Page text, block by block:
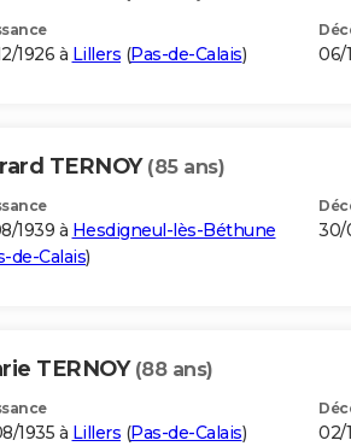
1926 à Lillers (Pas-de-Calais) 06/
TERNOY (85 ans)
1939 à Hesdigneul-lès-Béthune
de-Calais)
30/
TERNOY (88 ans)
1935 à Lillers (Pas-de-Calais) 02/